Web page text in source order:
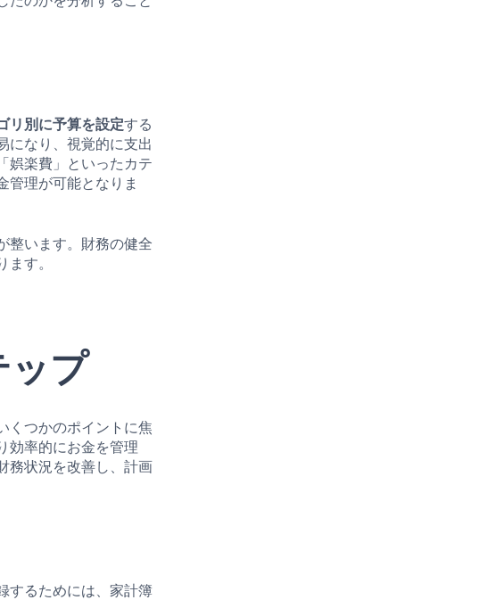
リ別に予算を設定する
になり、視覚的に支出
娯楽費」といったカテ
管理が可能となりま
整います。財務の健全
す。
ップ
くつかのポイントに焦
効率的にお金を管理
務状況を改善し、計画
するためには、家計簿